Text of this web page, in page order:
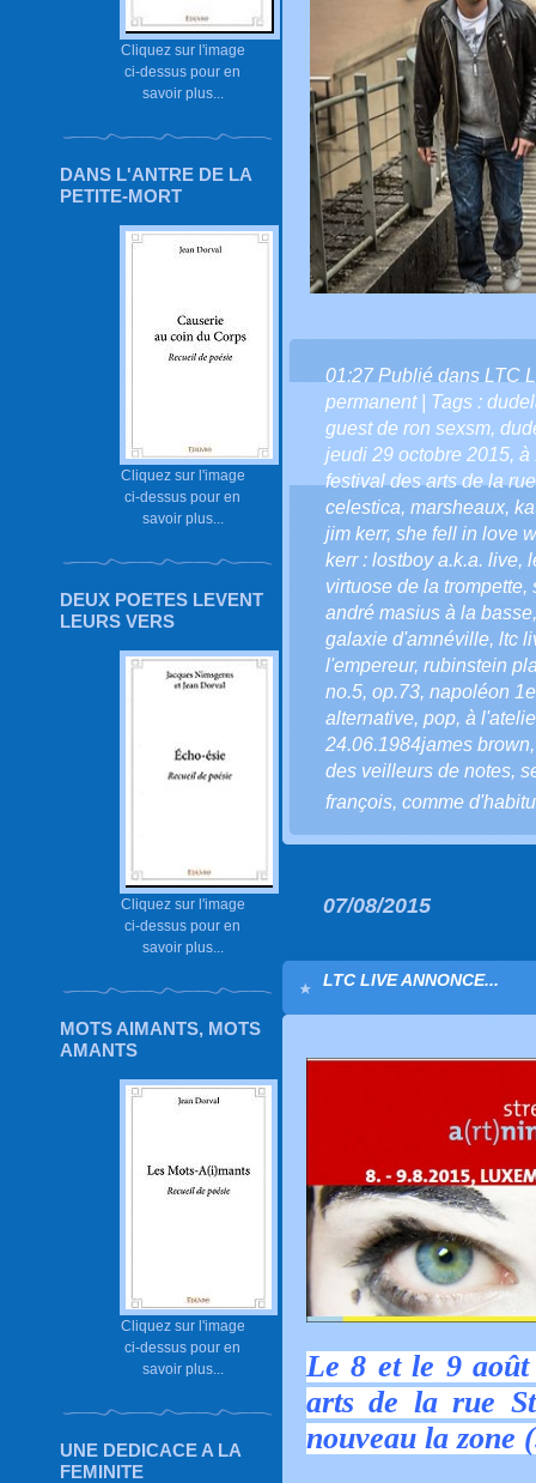
Cliquez sur l'image
ci-dessus pour en
savoir plus...
DANS L'ANTRE DE LA
PETITE-MORT
Cliquez sur l'image
ci-dessus pour en
savoir plus...
DEUX POETES LEVENT
LEURS VERS
Cliquez sur l'image
ci-dessus pour en
savoir plus...
MOTS AIMANTS, MOTS
AMANTS
Cliquez sur l'image
ci-dessus pour en
savoir plus...
UNE DEDICACE A LA
FEMINITE
01:27 Publié dans LTC
permanent| Tags :
guest de ron sexsm,
jeudi 29 octobre 2015, à
festival des arts de la rue
celestica, marsheaux,
jim kerr, she fell in love
kerr : lostboy a.k.a. live,
virtuose de la trompette,
andré masius à la basse
galaxie d'amnéville, ltc
l'empereur, rubinstein
no.5, op.73, napoléon
alternative, pop, à
24.06.1984james brown
des veilleurs de notes,
françois, comme
07/08/2015
LTC LIVE ANNONCE...
Le 8 et le 9 août
arts de la rue
nouveau la zone